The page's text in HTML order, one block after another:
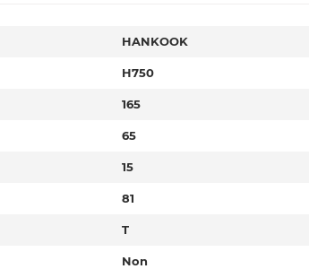
HANKOOK
H750
165
65
15
81
T
Non